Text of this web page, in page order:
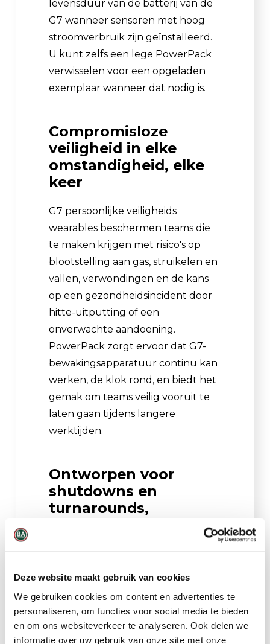
Deze website maakt gebruik van cookies
We gebruiken cookies om content en advertenties te
personaliseren, om functies voor social media te bieden
en om ons websiteverkeer te analyseren. Ook delen we
informatie over uw gebruik van onze site met onze
levensduur van de batterij van de
G7 wanneer sensoren met hoog
stroomverbruik zijn geïnstalleerd.
U kunt zelfs een lege PowerPack
verwisselen voor een opgeladen
exemplaar wanneer dat nodig is.
Compromisloze
veiligheid in elke
omstandigheid, elke
keer
G7 persoonlijke veiligheids
wearables beschermen teams die
te maken krijgen met risico's op
blootstelling aan gas, struikelen en
vallen, verwondingen en de kans
op een gezondheidsincident door
hitte-uitputting of een
onverwachte aandoening.
PowerPack zorgt ervoor dat G7-
bewakingsapparatuur continu kan
werken, de klok rond, en biedt het
gemak om teams veilig vooruit te
laten gaan tijdens langere
werktijden.
Ontworpen voor
shutdowns en
turnarounds,
gecoördineerde inspanningen van
honderden en soms duizenden